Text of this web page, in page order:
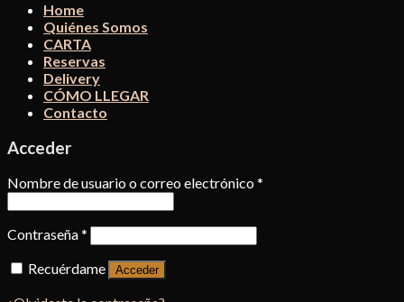
Home
Quiénes Somos
CARTA
Reservas
Delivery
CÓMO LLEGAR
Contacto
Acceder
Nombre de usuario o correo electrónico*
Contraseña*
Recuérdame
Acceder